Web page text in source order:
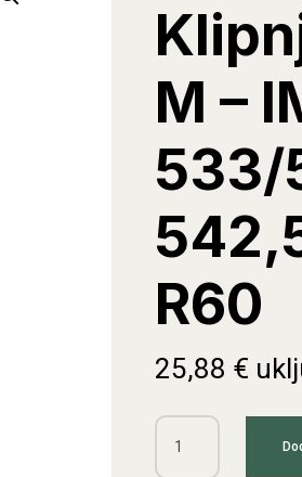
M –
533/
R60
25,88 €
Klipnjača
motora